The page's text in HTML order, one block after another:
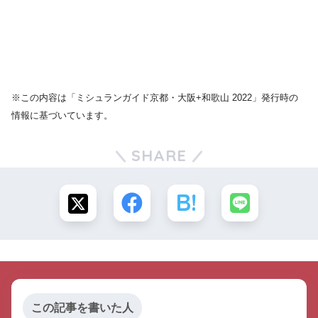
※この内容は「ミシュランガイド京都・大阪+和歌山 2022」発行時の
情報に基づいています。
SHARE
この記事を書いた人